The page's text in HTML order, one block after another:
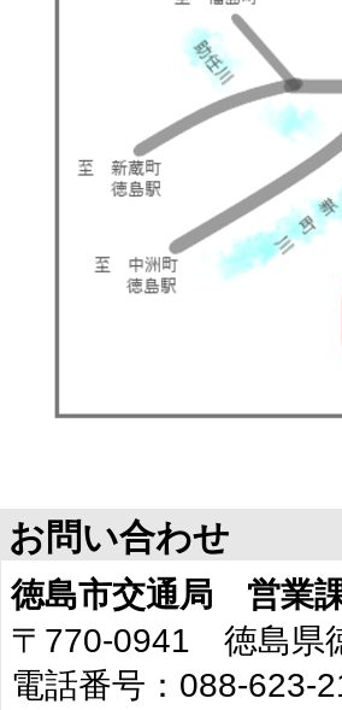
お問い合わせ
徳島市交通局 営業
〒770-0941 徳島県
電話番号：088-623-